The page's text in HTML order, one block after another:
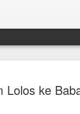
Lolos ke